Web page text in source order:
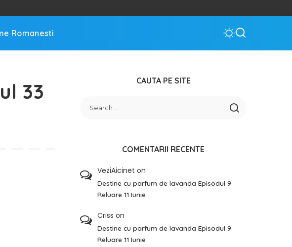
Romanesti
33
CAUTA PE SITE
COMENTARII RECENTE
VeziAicinet on
Destine cu parfum de lavanda Episodul 9
Reluare 11 Iunie
Criss on
Destine cu parfum de lavanda Episodul 9
Reluare 11 Iunie